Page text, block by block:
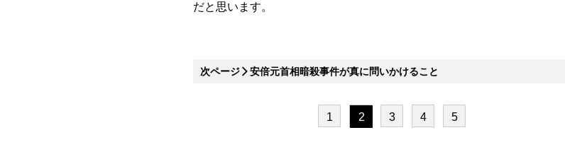
だと思います。
次ページ 安倍元首相暗殺事件が真に問いかけること
1 2 3 4 5